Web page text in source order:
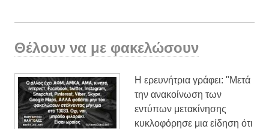
Θέλουν να με φακελώσουν
Η ερευνήτρια γράφει: "Μετά
την ανακοίνωση των
εντύπων μετακίνησης
κυκλοφόρησε μια είδηση ότι